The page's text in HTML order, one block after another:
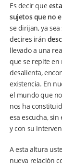
Es decir que
sujetos que no
se dirijan, ya
decires irán
llevado a una
que se repite en
desalienta,
existencia. En
el mundo que
nos ha
esa escucha,
y con su
A esta altura
nueva relación